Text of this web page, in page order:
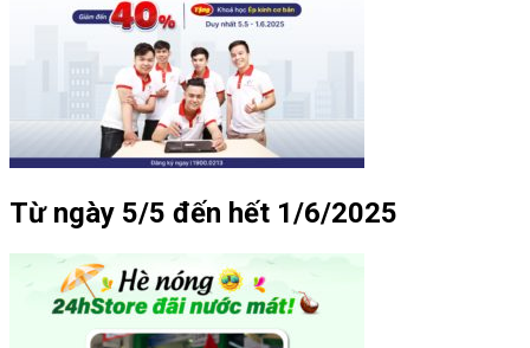
Từ ngày 5/5 đến hết 1/6/2025